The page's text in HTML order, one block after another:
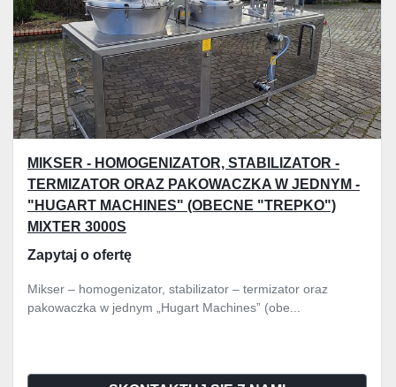
MIKSER - HOMOGENIZATOR, STABILIZATOR -
TERMIZATOR ORAZ PAKOWACZKA W JEDNYM -
"HUGART MACHINES" (OBECNE "TREPKO")
MIXTER 3000S
Zapytaj o ofertę
Mikser – homogenizator, stabilizator – termizator oraz
pakowaczka w jednym „Hugart Machines” (obe...